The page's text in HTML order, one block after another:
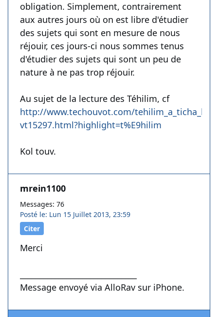
obligation. Simplement, contrairement
aux autres jours où on est libre d'étudier
des sujets qui sont en mesure de nous
réjouir, ces jours-ci nous sommes tenus
d'étudier des sujets qui sont un peu de
nature à ne pas trop réjouir.
Au sujet de la lecture des Téhilim, cf
http://www.techouvot.com/
vt15297.html?highlight=t%E9hilim
Kol touv.
mrein1100
Messages: 76
Posté le: Lun 15 Juillet 2013, 23:59
Citer
Merci
Message envoyé via AlloRav sur iPhone.